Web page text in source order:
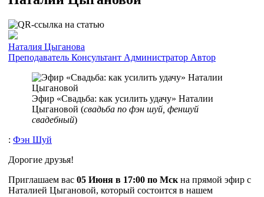
Наталия Цыганова
Преподаватель Консультант Администратор Автор
Эфир «Свадьба: как усилить удачу» Наталии
Цыгановой (свадьба по фэн шуй, феншуй
свадебный)
: Фэн Шуй
Дорогие друзья!
Приглашаем вас 05 Июня в 17:00 по Мск на прямой эфир с
Наталией Цыгановой, который состоится в нашем